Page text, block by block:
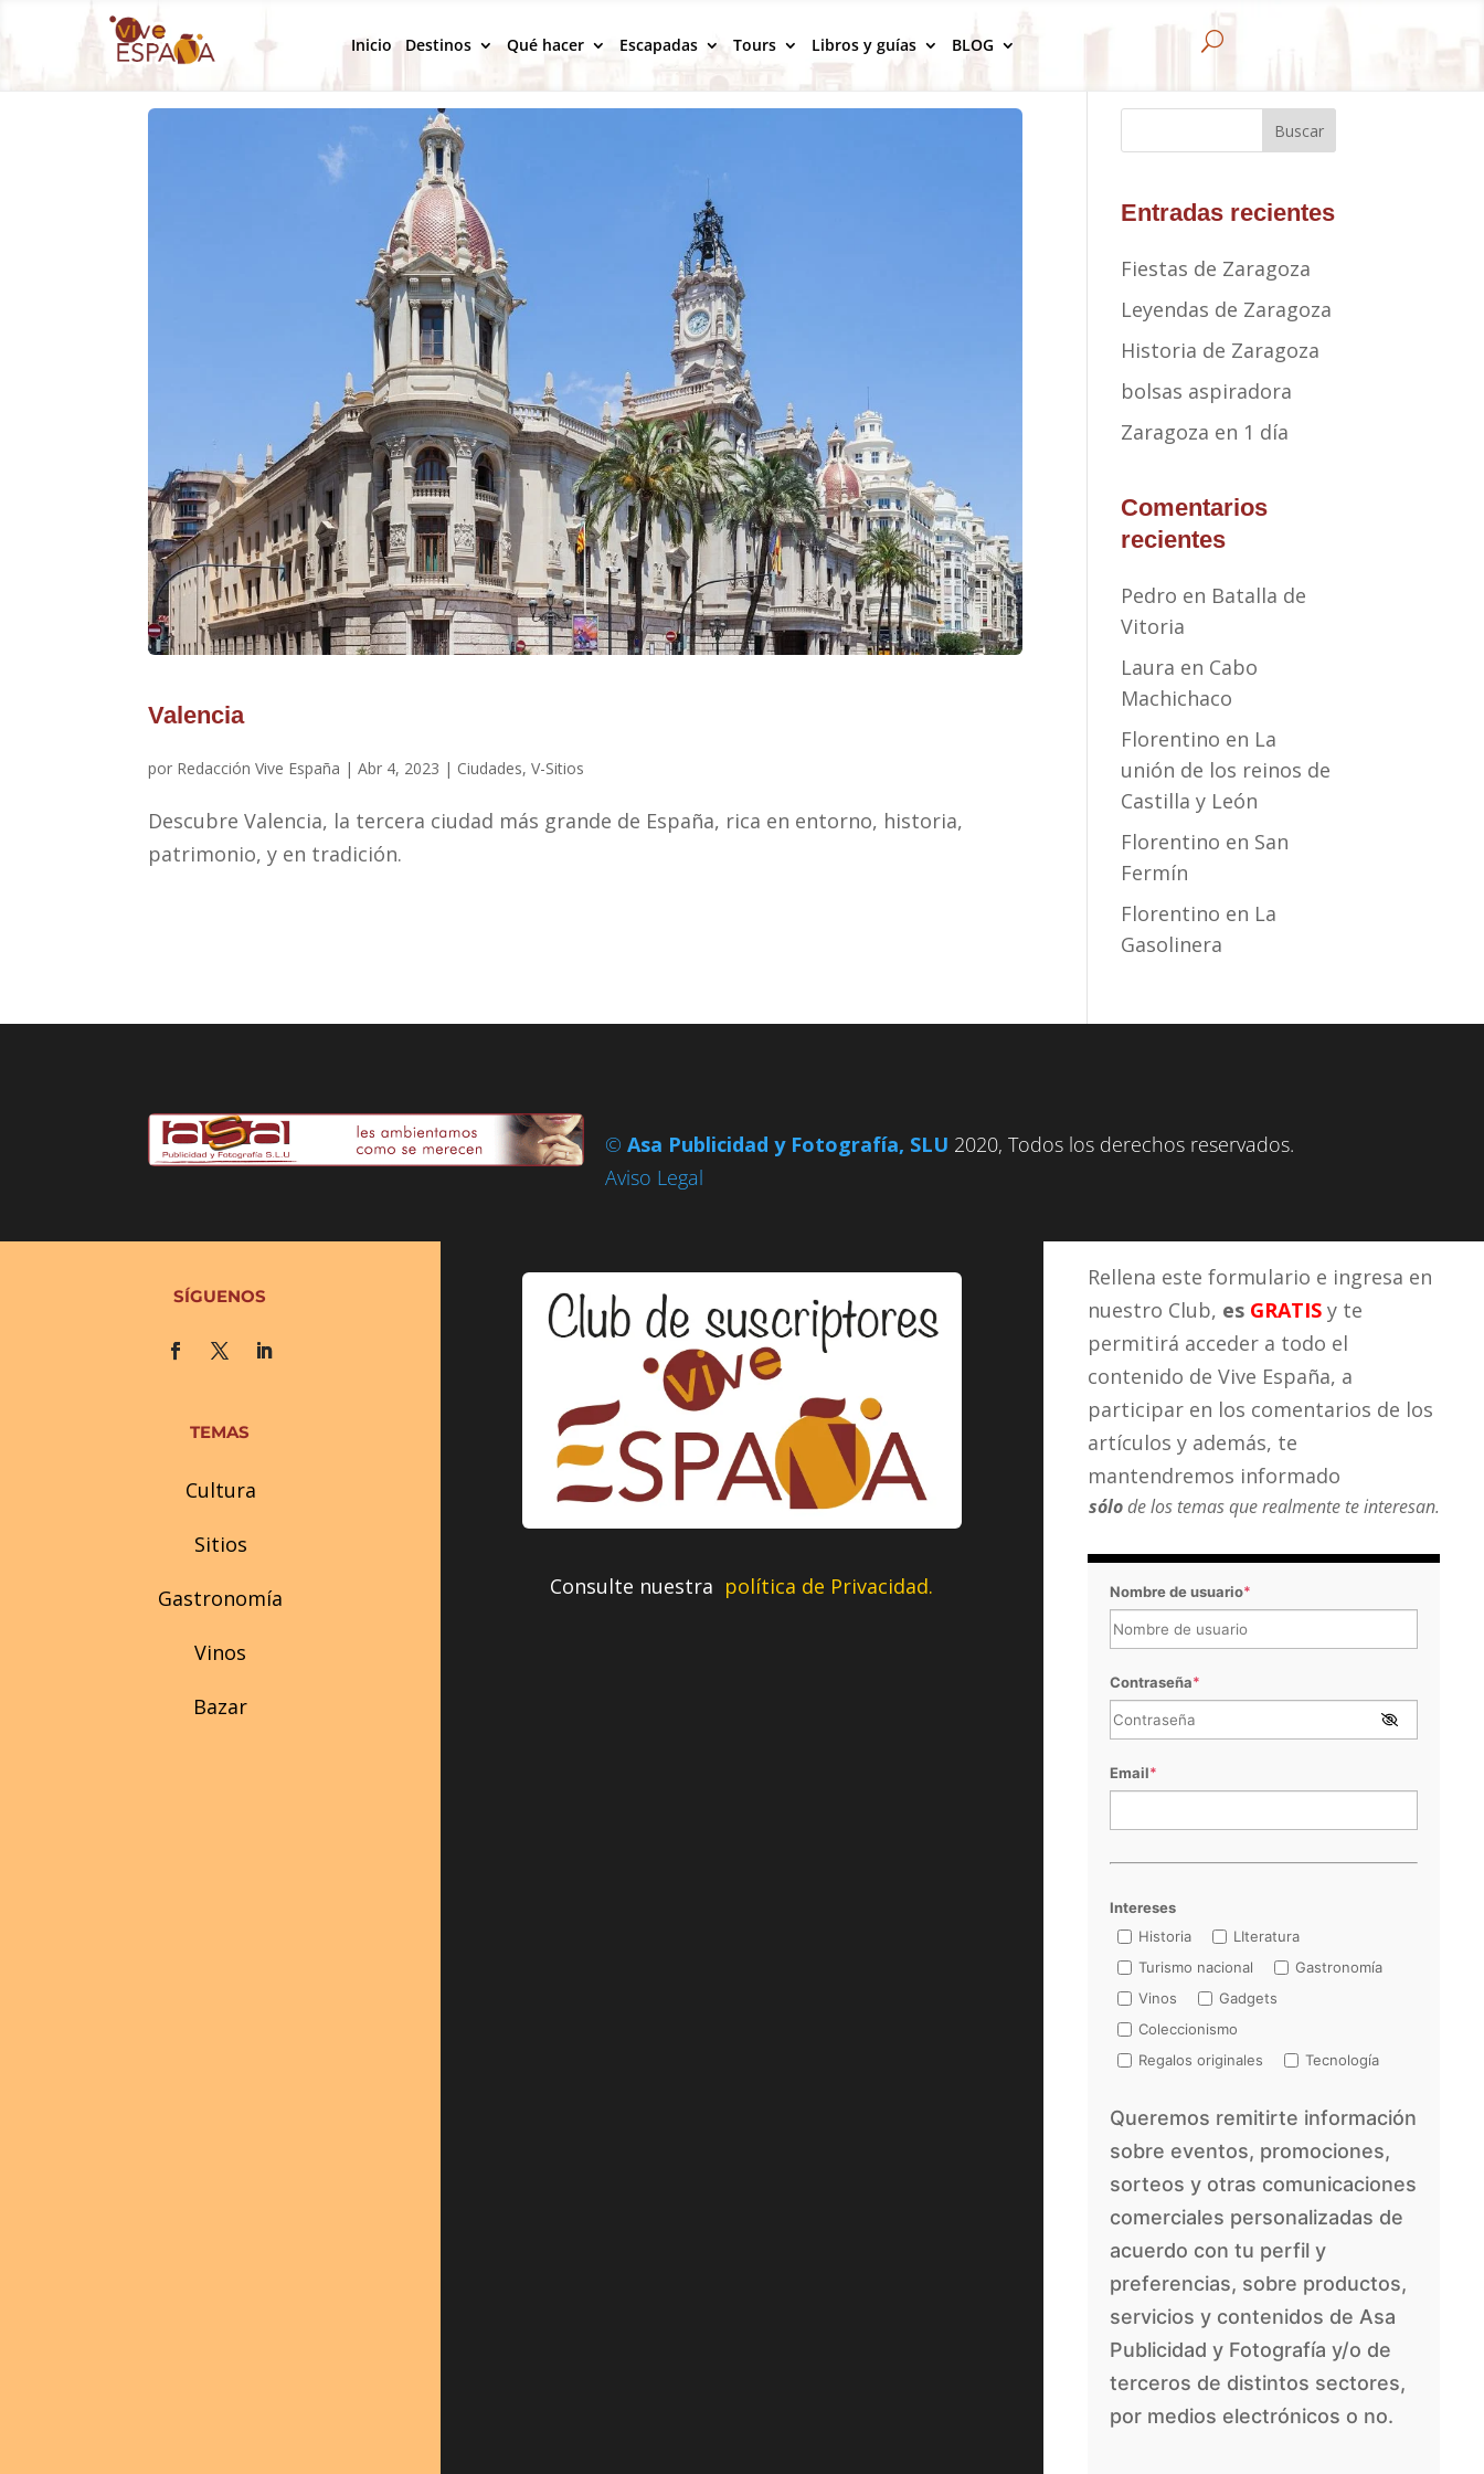
Inicio Destinos Qué hacer Escapadas Tours Libros y guías BLOG U
Valencia
por Redacción Vive España |Abr 4, 2023 | Ciudades,V-Sitios
Descubre Valencia, la tercera ciudad más grande de España, rica en entorno, historia,
patrimonio, y en tradición.
Buscar
Entradas recientes
Fiestas de Zaragoza
Leyendas de Zaragoza
Historia de Zaragoza
bolsas aspiradora
Zaragoza en 1 día
Comentarios
recientes
Pedro en Batalla de
Vitoria
Laura en Cabo
Machichaco
Florentino en La
unión de los reinos de
Castilla y León
Florentino en San
Fermín
Florentino en La
Gasolinera
©Asa Publicidad y Fotografía, SLU 2020, Todos los derechos reservados.
Aviso Legal
SÍGUENOS
TEMAS
Cultura
Sitios
Gastronomía
Vinos
Bazar
Consulte nuestra política de Privacidad.
Rellena este formulario e ingresa en
nuestro Club, es GRATIS y te
permitirá acceder a todo el
contenido de Vive España, a
participar en los comentarios de los
artículos y además, te
mantendremos informado
sólode los temas que realmente te interesan.
Nombre de usuario*
Contraseña*
Email*
Intereses
Historia
LIteratura
Turismo nacional
Gastronomía
Vinos
Gadgets
Coleccionismo
Regalos originales
Tecnología
Queremos remitirte información
sobre eventos, promociones,
sorteos y otras comunicaciones
comerciales personalizadas de
acuerdo con tu perfil y
preferencias, sobre productos,
servicios y contenidos de Asa
Publicidad y Fotografía y/o de
terceros de distintos sectores,
por medios electrónicos o no.